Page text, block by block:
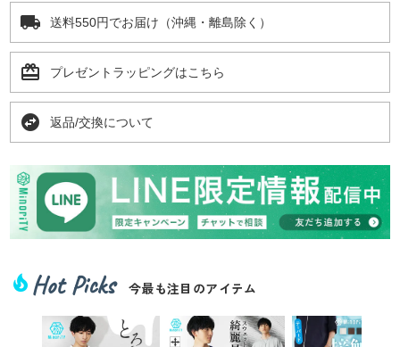
local_shipping 送料550円でお届け（沖縄・離島除く）
card_giftcard プレゼントラッピングはこちら
swap_horizontal_circle 返品/交換について
local_fire_department Hot Picks 今最も注目のアイテム